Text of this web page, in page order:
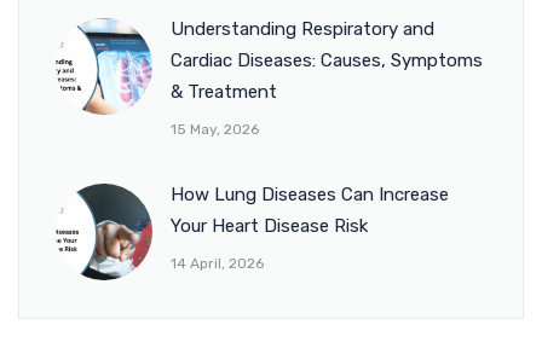
Understanding Respiratory and
Cardiac Diseases: Causes, Symptoms
& Treatment
15 May, 2026
How Lung Diseases Can Increase
Your Heart Disease Risk
14 April, 2026